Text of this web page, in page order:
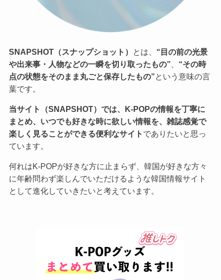
SNAPSHOT（スナップショット） とは、 “目の前の光景
や出来事・人物などの一瞬を切り取ったもの”
“その時
点の状態をそのまま丸ごと保存したもの” という意味の言
葉です。
当サイト（SNAPSHOT）では、K-POPの情報を丁寧に
まとめ、いつでも好きな時に欲しい情報を、雑誌感覚で
楽しく見ることができる便利なサイト でありたいと思っ
ています。
何れはK-POPが好きな方に止まらず、韓国が好きな方々
に年齢問わず楽しんでいただけるような韓国情報サイト
として進化していきたいと考えています。